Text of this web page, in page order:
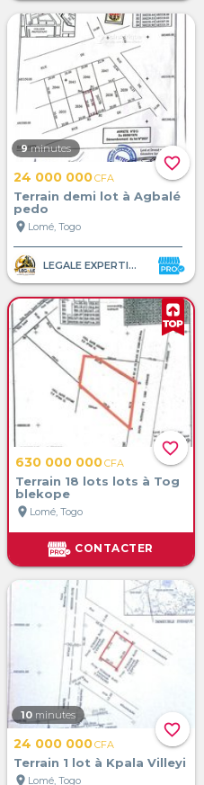
favorite_border
9 minutes
24 000 000CFA
Terrain demi lot à Agbalé
pedo
location_on Lomé, Togo
LEGALE EXPERTISE AFRIQUE
favorite_border
630 000 000CFA
Terrain 18 lots lots à Tog
blekope
location_on Lomé, Togo
CONTACTER
favorite_border
10 minutes
24 000 000CFA
Terrain 1 lot à Kpala Villeyi
location_on Lomé, Togo